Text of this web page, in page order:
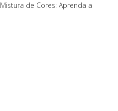
Mistura de Cores: Aprenda a